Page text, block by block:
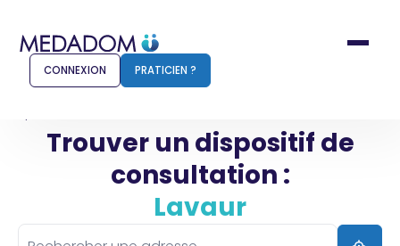
Comment ça marche ?
CONNEXION PRATICIEN ?
Trouver un dispositif de
consultation :
Lavaur